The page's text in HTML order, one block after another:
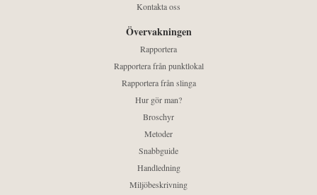
Kontakta oss
Övervakningen
Rapportera
Rapportera från punktlokal
Rapportera från slinga
Hur gör man?
Broschyr
Metoder
Snabbguide
Handledning
Miljöbeskrivning